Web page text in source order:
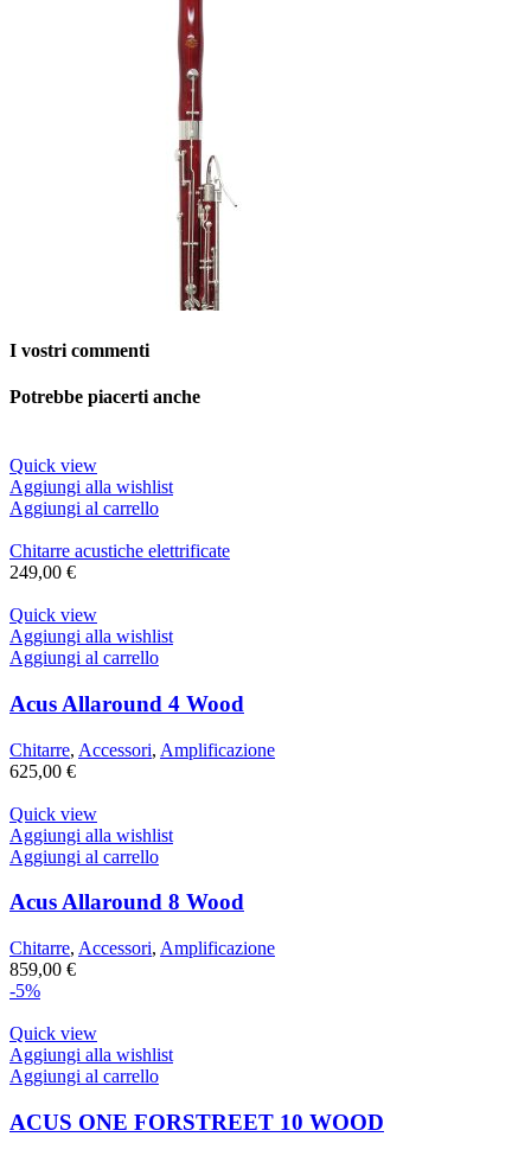
I vostri commenti
Potrebbe piacerti anche
Quick view
Aggiungi alla wishlist
Aggiungi al carrello
Chitarre acustiche elettrificate
249,00 €
Quick view
Aggiungi alla wishlist
Aggiungi al carrello
Acus Allaround 4 Wood
Chitarre, Accessori, Amplificazione
625,00 €
Quick view
Aggiungi alla wishlist
Aggiungi al carrello
Acus Allaround 8 Wood
Chitarre, Accessori, Amplificazione
859,00 €
-5%
Quick view
Aggiungi alla wishlist
Aggiungi al carrello
ACUS ONE FORSTREET 10 WOOD